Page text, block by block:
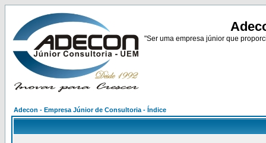
"Ser uma empresa júnior que
Adecon - Empresa Júnior de Consultoria - Índice